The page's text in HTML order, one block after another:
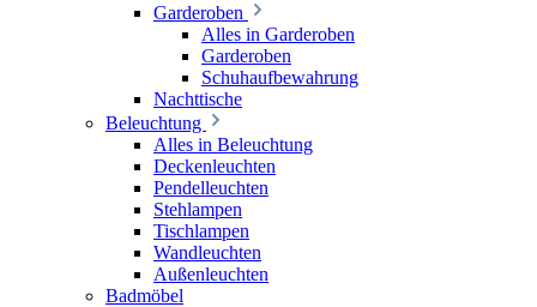
Garderoben
Alles in Garderoben
Garderoben
Schuhaufbewahrung
Nachttische
Beleuchtung
Alles in Beleuchtung
Deckenleuchten
Pendelleuchten
Stehlampen
Tischlampen
Wandleuchten
Außenleuchten
Badmöbel